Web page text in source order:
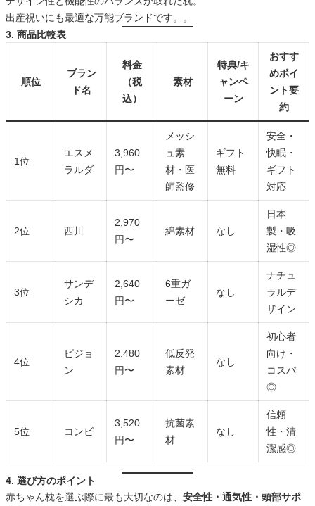
出産祝いにも最適な万能ブランドです。。
3. 商品比較表
順位
ブラン
ド名
料金
（税
込）
素材
特典/キ
ャンペ
ーン
おすす
めポイ
ント要
約
1位
エスメ
ラルダ
3,960
円〜
メッシ
ュ素
材・医
師監修
ギフト
無料
安全・
快眠・
ギフト
対応
2位 西川
2,970
円〜
綿素材 なし
日本
製・吸
湿性◎
3位
サンデ
シカ
2,640
円〜
6重ガ
ーゼ
なし
ナチュ
ラルデ
ザイン
4位
ピジョ
ン
2,480
円〜
低反発
素材
なし
初心者
向け・
コスパ
◎
5位 コンビ
3,520
円〜
抗菌素
材
なし
信頼
性・清
潔感◎
4. 選び方のポイント
赤ちゃん枕を選ぶ際に最も大切なのは、 安全性・通気性・頭部サポ